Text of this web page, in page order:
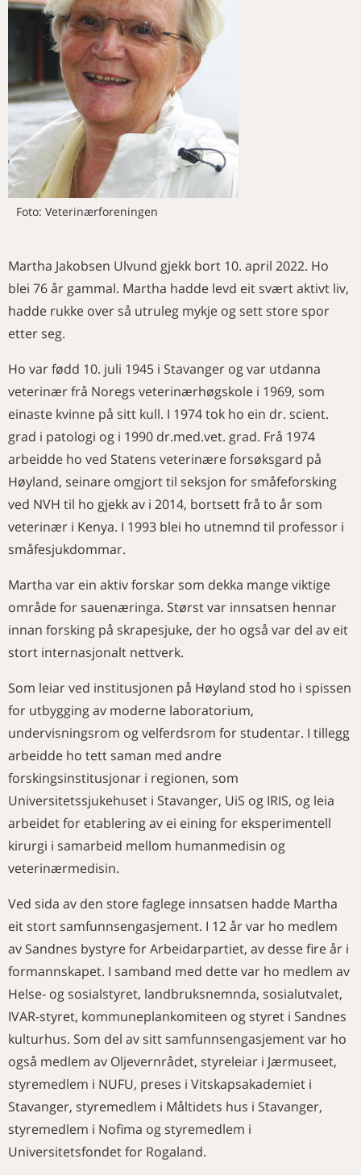
skadelige effekter på
nevroutvikling
Videreutvikling av Response
Surface Pathway design
Genetisk mottakelighet for
skrantesyke hos norske hjortedyr
for egen utvikling, selvledelse og
ledelse av andre
Norsk veterinærfamilie på jobb i
Kenya
Blaas kirke, hesten Blaasius og
Dyrlæge Ole P. Skabo
Trøbbel med tarmen
NAVN
Merkedager i juli
Merkedager i august
Nye medlemmer
MINNEORD
Johan Kleppe
Martha Jakobsen Ulvund
Ole Kristian Kaurstad
KURS OG MØTER
Aktivitetskalender
Foto: Veterinærforeningen
Martha Jakobsen Ulvund gjekk bort 10. april 2022. Ho
blei 76 år gammal. Martha hadde levd eit svært aktivt liv,
hadde rukke over så utruleg mykje og sett store spor
etter seg.
Ho var fødd 10. juli 1945 i Stavanger og var utdanna
veterinær frå Noregs veterinærhøgskole i 1969, som
einaste kvinne på sitt kull. I 1974 tok ho ein dr. scient.
grad i patologi og i 1990 dr.med.vet. grad. Frå 1974
arbeidde ho ved Statens veterinære forsøksgard på
Høyland, seinare omgjort til seksjon for småfeforsking
ved NVH til ho gjekk av i 2014, bortsett frå to år som
veterinær i Kenya. I 1993 blei ho utnemnd til professor i
småfesjukdommar.
Martha var ein aktiv forskar som dekka mange viktige
område for sauenæringa. Størst var innsatsen hennar
innan forsking på skrapesjuke, der ho også var del av eit
stort internasjonalt nettverk.
Som leiar ved institusjonen på Høyland stod ho i spissen
for utbygging av moderne laboratorium,
undervisningsrom og velferdsrom for studentar. I tillegg
arbeidde ho tett saman med andre
forskingsinstitusjonar i regionen, som
Universitetssjukehuset i Stavanger, UiS og IRIS, og leia
arbeidet for etablering av ei eining for eksperimentell
kirurgi i samarbeid mellom humanmedisin og
veterinærmedisin.
Ved sida av den store faglege innsatsen hadde Martha
eit stort samfunnsengasjement. I 12 år var ho medlem
av Sandnes bystyre for Arbeidarpartiet, av desse fire år i
formannskapet. I samband med dette var ho medlem av
Helse- og sosialstyret, landbruksnemnda, sosialutvalet,
IVAR-styret, kommuneplankomiteen og styret i Sandnes
kulturhus. Som del av sitt samfunnsengasjement var ho
også medlem av Oljevernrådet, styreleiar i Jærmuseet,
styremedlem i NUFU, preses i Vitskapsakademiet i
Stavanger, styremedlem i Måltidets hus i Stavanger,
styremedlem i Nofima og styremedlem i
Universitetsfondet for Rogaland.